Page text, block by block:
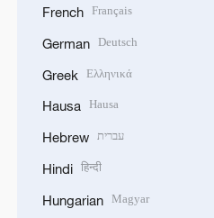
French Français
German Deutsch
Greek Ελληνικά
Hausa Hausa
Hebrew עברית
Hindi हिन्दी
Hungarian Magyar